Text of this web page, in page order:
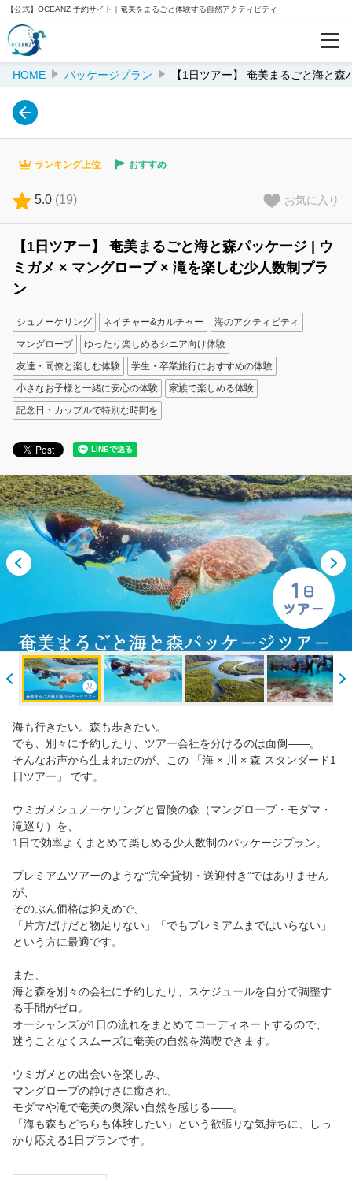
【公式】OCEANZ 予約サイト｜奄美をまるごと体験する自然アクティビティ
予約確認
会社案内
OCEANZ公式サイト
クルー紹介
HOME パッケージプラン 【1日ツアー】 奄美まるごと海と
【1日ツアー】 奄美まるごと海と森パッケージ | ウ
ミガメ × マングローブ × 滝を楽しむ少人数制プラ
ン
ランキング上位 おすすめ
5.0 (19) お気に入り
シュノーケリング ネイチャー&カルチャー
海のアクティビティ
マングローブ
ゆったり楽しめるシニア向け体験
友達・同僚と楽しむ体験
学生・卒業旅行におすすめの体験
小さなお子様と一緒に安心の体験
家族で楽しめる体験
記念日・カップルで特別な時間を
海も行きたい。森も歩きたい。
でも、別々に予約したり、ツアー会社を分けるのは面倒——。
そんなお声から生まれたのが、この 「海 × 川 × 森 スタンダード1
日ツアー」 です。
ウミガメシュノーケリングと冒険の森（マングローブ・モダマ・
滝巡り）を、
1日で効率よくまとめて楽しめる少人数制のパッケージプラン。
プレミアムツアーのような“完全貸切・送迎付き”ではありません
が、
そのぶん価格は抑えめで、
「片方だけだと物足りない」「でもプレミアムまではいらない」
という方に最適です。
また、
海と森を別々の会社に予約したり、スケジュールを自分で調整す
る手間がゼロ。
オーシャンズが1日の流れをまとめてコーディネートするので、
迷うことなくスムーズに奄美の自然を満喫できます。
ウミガメとの出会いを楽しみ、
マングローブの静けさに癒され、
モダマや滝で奄美の奥深い自然を感じる——。
「海も森もどちらも体験したい」という欲張りな気持ちに、しっ
かり応える1日プランです。